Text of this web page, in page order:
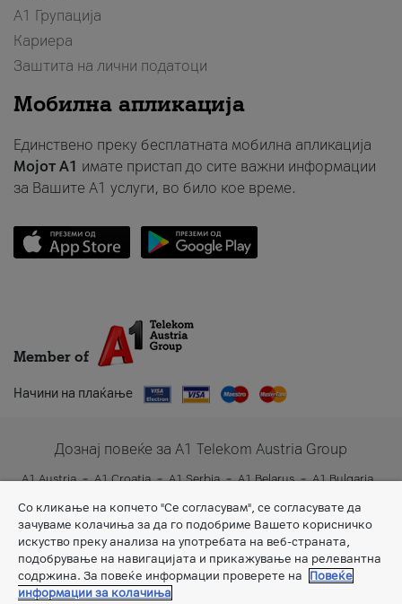
А1 Групација
Кариера
Заштита на лични податоци
Мобилна апликација
Единствено преку бесплатната мобилна апликација
Мојот A1 имате пристап до сите важни информации
за Вашите A1 услуги, во било кое време.
Member of
Начини на плаќање
Дознај повеќе за A1 Telekom Austria Group
A1 Austria A1 Croatia A1 Serbia A1 Belarus
A1 Bulgaria
A1 Slovenia
A1 Digital
Со кликање на копчето "Се согласувам", се согласувате да
зачуваме колачиња за да го подобриме Вашето корисничко
искуство преку анализа на употребата на веб-страната,
подобрување на навигацијата и прикажување на релевантна
содржина. За повеќе информации проверете на
Повеќе
информации за колачиња